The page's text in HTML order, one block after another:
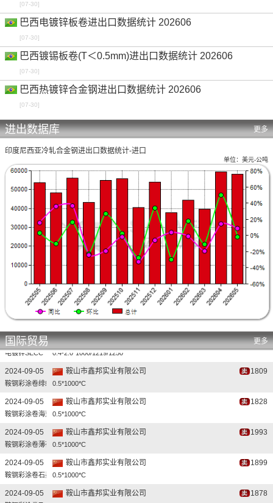
[07-30]
巴西电镀锌板卷进出口数据统计 202606
[07-30]
巴西镀锡板卷(T＜0.5mm)进出口数据统计 202606
[07-30]
巴西热镀锌合金钢进出口数据统计 202606
[07-30]
进出数据库 更多
印度尼西亚冷轧合金钢进出口数据统计-进口
单位：美元-公吨
国际贸易 更多
鞍钢彩涂卷绯红 0.5*1000*C
鞍钢彩涂卷海蓝HD0.5*1000*C
鞍钢彩涂卷薄荷绿0.5*1000*C
鞍钢彩涂卷石墨灰0.5*1000*C
鞍钢彩涂卷飞机灰0.5*1000*C